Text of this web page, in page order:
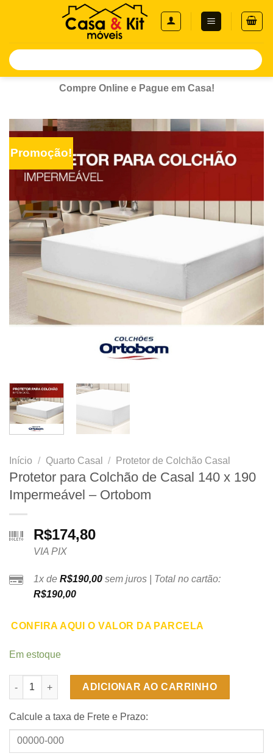
Pesquisar
por:
Compre Online e Pague em Casa!
Promoção!
Início / Quarto Casal / Protetor de Colchão Casal
Protetor para Colchão de Casal 140 x 190
Impermeável – Ortobom
R$174,80
VIA PIX
1x de R$190,00 sem juros | Total no cartão:
R$190,00
CONFIRA AQUI O VALOR DA PARCELA
Em estoque
Protetor para Colchão de Casal 140 x 190 Impermeável -
ADICIONAR AO CARRINHO
Calcule a taxa de Frete e Prazo: